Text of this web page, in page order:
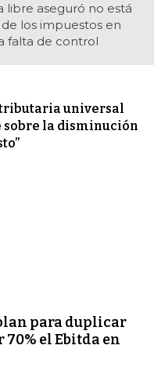
libre aseguró no está
los impuestos en
falta de control
tributaria universal
sobre la disminución
para duplicar
el Ebitda en